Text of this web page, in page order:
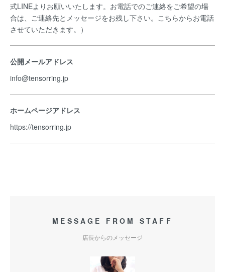
式LINEよりお願いいたします。お電話でのご連絡をご希望の場
合は、ご連絡先とメッセージをお残し下さい。こちらからお電話
させていただきます。）
公開メールアドレス
info@tensorring.jp
ホームページアドレス
https://tensorring.jp
MESSAGE FROM STAFF
店長からのメッセージ